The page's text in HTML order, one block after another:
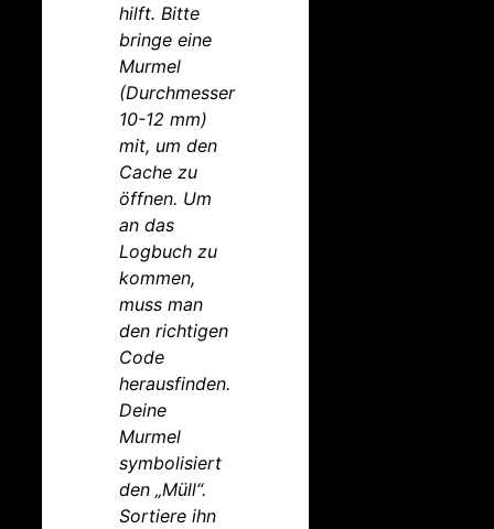
hilft. Bitte
bringe eine
Murmel
(Durchmesser
10-12 mm)
mit, um den
Cache zu
öffnen. Um
an das
Logbuch zu
kommen,
muss man
den richtigen
Code
herausfinden.
Deine
Murmel
symbolisiert
den „Müll“.
Sortiere ihn